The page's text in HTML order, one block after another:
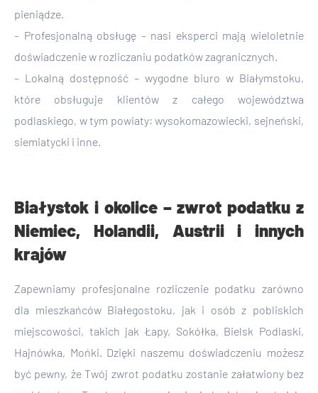
pieniądze.
– Profesjonalną obsługę – nasi eksperci mają wieloletnie
doświadczenie w rozliczaniu podatków zagranicznych.
– Lokalną dostępność – wygodne biuro w Białymstoku,
które obsługuje klientów z całego województwa
podlaskiego, w tym powiaty: wysokomazowiecki, sejneński,
siemiatycki i inne.
Białystok i okolice – zwrot podatku z
Niemiec, Holandii, Austrii i innych
krajów
Zapewniamy profesjonalne rozliczenie podatku zarówno
dla mieszkańców Białegostoku, jak i osób z pobliskich
miejscowości, takich jak Łapy, Sokółka, Bielsk Podlaski,
Hajnówka, Mońki. Dzięki naszemu doświadczeniu możesz
być pewny, że Twój zwrot podatku zostanie załatwiony bez